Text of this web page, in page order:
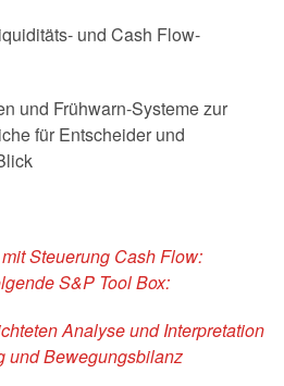
und Cash Flow-
und Frühwarn-Systeme zur
für Entscheider und
Steuerung Cash Flow:
S&P Tool Box:
Analyse und Interpretation
und Bewegungsbilanz